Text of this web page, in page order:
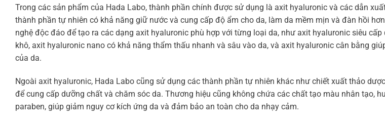
Trong các sản phẩm của Hada Labo, thành phần chính được sử dụng là axit hyaluronic và các dẫn
thành phần tự nhiên có khả năng giữ nước và cung cấp độ ẩm cho da, làm da mềm mịn và đàn hồi
nghệ độc đáo để tạo ra các dạng axit hyaluronic phù hợp với từng loại da, như axit hyaluronic siêu
khô, axit hyaluronic nano có khả năng thẩm thấu nhanh và sâu vào da, và axit hyaluronic cân bằng
của da.
Ngoài axit hyaluronic, Hada Labo cũng sử dụng các thành phần tự nhiên khác như chiết xuất thảo
để cung cấp dưỡng chất và chăm sóc da. Thương hiệu cũng không chứa các chất tạo màu nhân tạo,
paraben, giúp giảm nguy cơ kích ứng da và đảm bảo an toàn cho da nhạy cảm.